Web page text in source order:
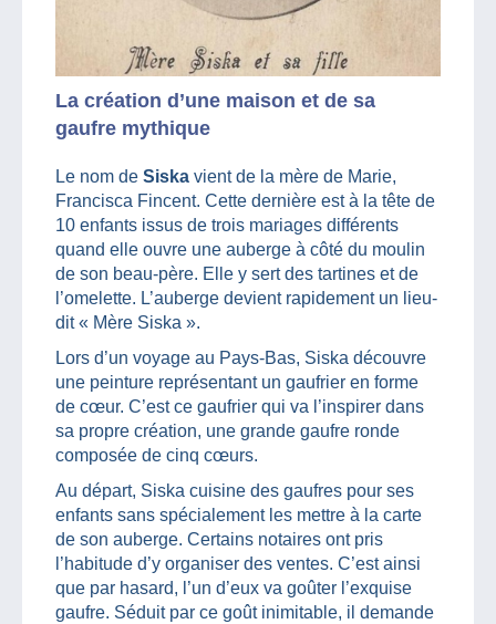
La création d’une maison et de sa
gaufre mythique
Le nom de Siska vient de la mère de Marie,
Francisca Fincent. Cette dernière est à la tête de
10 enfants issus de trois mariages différents
quand elle ouvre une auberge à côté du moulin
de son beau-père. Elle y sert des tartines et de
l’omelette. L’auberge devient rapidement un lieu-
dit « Mère Siska ».
Lors d’un voyage au Pays-Bas, Siska découvre
une peinture représentant un gaufrier en forme
de cœur. C’est ce gaufrier qui va l’inspirer dans
sa propre création, une grande gaufre ronde
composée de cinq cœurs.
Au départ, Siska cuisine des gaufres pour ses
enfants sans spécialement les mettre à la carte
de son auberge. Certains notaires ont pris
l’habitude d’y organiser des ventes. C’est ainsi
que par hasard, l’un d’eux va goûter l’exquise
gaufre. Séduit par ce goût inimitable, il demande